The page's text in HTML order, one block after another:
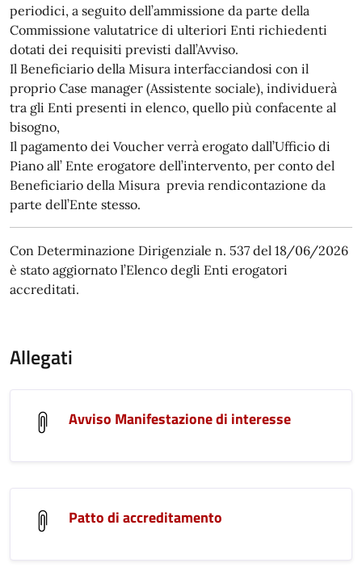
periodici, a seguito dell’ammissione da parte della
Commissione valutatrice di ulteriori Enti richiedenti
dotati dei requisiti previsti dall’Avviso.
Il Beneficiario della Misura interfacciandosi con il
proprio Case manager (Assistente sociale), individuerà
tra gli Enti presenti in elenco, quello più confacente al
bisogno,
Il pagamento dei Voucher verrà erogato dall’Ufficio di
Piano all’ Ente erogatore dell’intervento, per conto del
Beneficiario della Misura previa rendicontazione da
parte dell’Ente stesso.
Con Determinazione Dirigenziale n. 537 del 18/06/2026
è stato aggiornato l’Elenco degli Enti erogatori
accreditati.
Allegati
Avviso Manifestazione di interesse
Patto di accreditamento